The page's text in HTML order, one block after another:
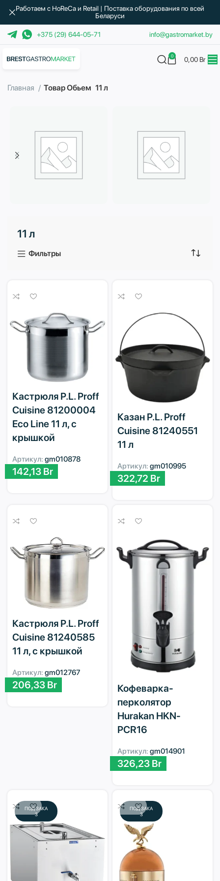
+375 (29) 644-05-71 info@gastromarket.by
0 0,00 Br
Главная Товар Обьем 11 л
3 продукта
11 л
Фильтры
Кастрюля P.L. Proff
Cuisine 81200004
Eco Line 11 л, с
крышкой
Артикул: gm010878
142,13 Br
Казан P.L. Proff
Cuisine 81240551
11 л
Артикул: gm010995
322,72 Br
Кастрюля P.L. Proff
Cuisine 81240585
11 л, с крышкой
Артикул: gm012767
206,33 Br
Кофеварка-
перколятор
Hurakan HKN-
PCR16
Артикул: gm014901
326,23 Br
ПОД ЗАКА
З
ПОД ЗАКА
З
Работаем с HoReCa и Retail | Поставка оборудования по всей
Беларуси